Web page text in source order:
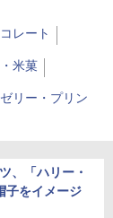
レート
米菓
ゼリー・プリン
、「ハリー・
子をイメージ